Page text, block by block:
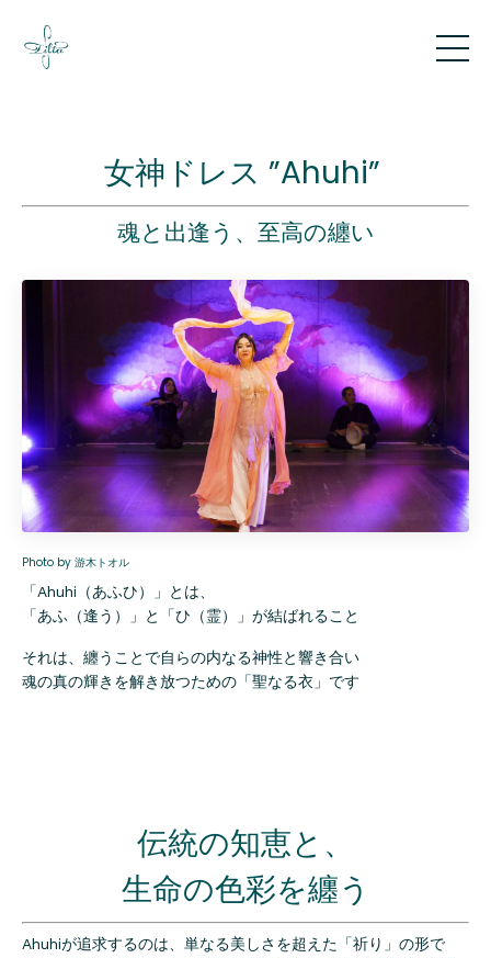
女神ドレス ”Ahuhi”
魂と出逢う、至高の纏い
Photo by 游木トオル
「Ahuhi（あふひ）」とは、
「あふ（逢う）」と「ひ（霊）」が結ばれること
それは、纏うことで自らの内なる神性と響き合い
魂の真の輝きを解き放つための「聖なる衣」です
伝統の知恵と、
生命の色彩を纏う
Ahuhiが追求するのは、単なる美しさを超えた「祈り」の形で